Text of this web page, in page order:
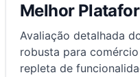
Melhor
Avaliação detalhada
robusta para
repleta de